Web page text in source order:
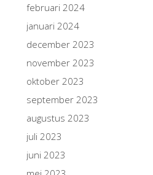
februari 2024
januari 2024
december 2023
november 2023
oktober 2023
september 2023
augustus 2023
juli 2023
juni 2023